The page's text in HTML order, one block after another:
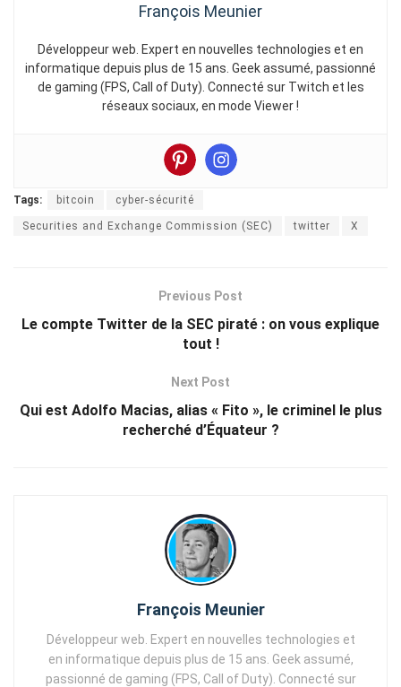
François Meunier
Développeur web. Expert en nouvelles technologies et en
informatique depuis plus de 15 ans. Geek assumé, passionné
de gaming (FPS, Call of Duty). Connecté sur Twitch et les
réseaux sociaux, en mode Viewer !
Tags: bitcoin cyber-sécurité
Securities and Exchange Commission (SEC) twitter X
Previous Post
Le compte Twitter de la SEC piraté : on vous explique
tout !
Next Post
Qui est Adolfo Macias, alias « Fito », le criminel le plus
recherché d’Équateur ?
François Meunier
Développeur web. Expert en nouvelles technologies et
en informatique depuis plus de 15 ans. Geek assumé,
passionné de gaming (FPS, Call of Duty). Connecté sur